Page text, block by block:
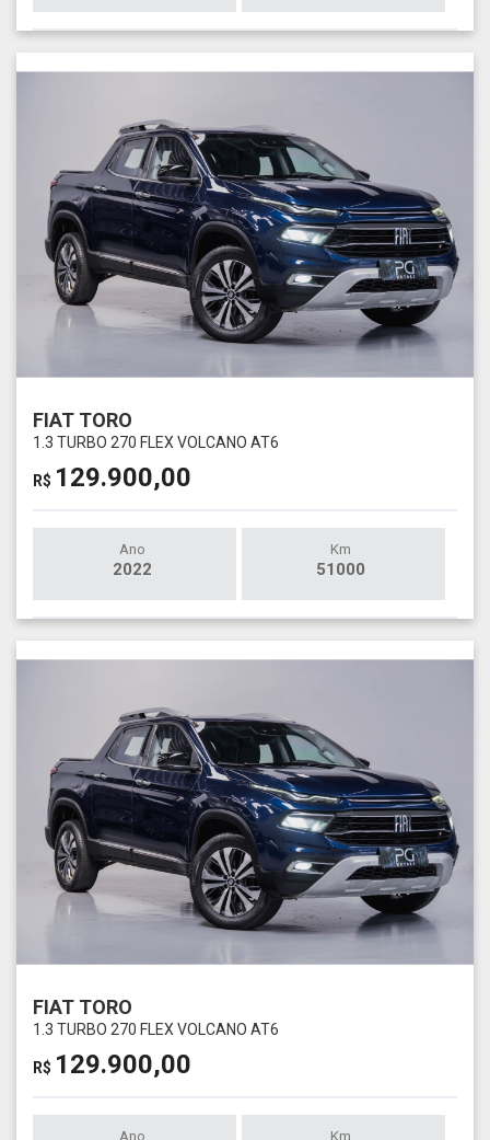
FIAT TORO
1.3 TURBO 270 FLEX VOLCANO AT6
R$ 129.900,00
Ano
2022
Km
51000
FIAT TORO
1.3 TURBO 270 FLEX VOLCANO AT6
R$ 129.900,00
Ano Km